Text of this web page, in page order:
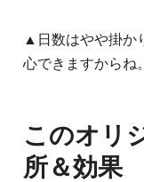
▲日数はやや掛か
心できますからね。
このオリ
所＆効果